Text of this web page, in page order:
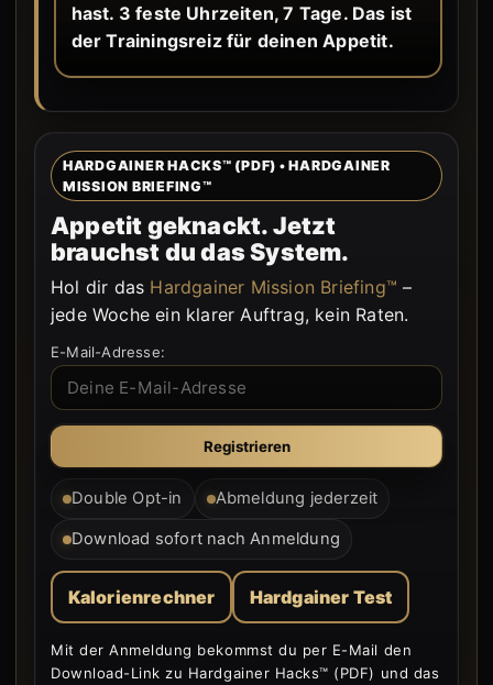
hast. 3 feste Uhrzeiten, 7 Tage. Das ist
der Trainingsreiz für deinen Appetit.
HARDGAINER HACKS™ (PDF) • HARDGAINER
MISSION BRIEFING™
Appetit geknackt. Jetzt
brauchst du das System.
Hol dir das Hardgainer Mission Briefing™ –
jede Woche ein klarer Auftrag, kein Raten.
E-Mail-Adresse:
Double Opt-in Abmeldung jederzeit
Download sofort nach Anmeldung
Kalorienrechner Hardgainer Test
Mit der Anmeldung bekommst du per E-Mail den
Download-Link zu Hardgainer Hacks™ (PDF) und das